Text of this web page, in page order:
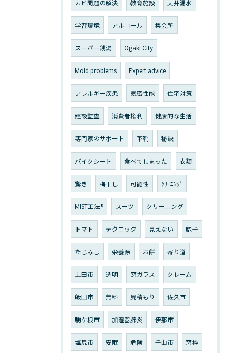
カビ問題の解決 教育施設 天井漏水
学習環境 アルコール 集会所
スーパー銭湯 Ogaki City
Mold problems Expert advice
アレルギー疾患 気密性能 住宅対策
建設監査 消費者権利 健康的な生活
専門家のサポート 革靴 秘訣
バイクシート 食べてしまった 衣類
驚き 梅干し 可能性 ｸﾘｰﾆﾝｸﾞ
MIST工法® スーツ クリーニング
トマト テクニック 見えない 胞子
たじみし 栄養源 お餅 寄り道
上田市 透明 窓ガラス クレーム
飯田市 無料 見積もり 佐久市
駒ケ根市 加湿器肺炎 伊那市
塩尻市 安眠 危険 千曲市 窓枠